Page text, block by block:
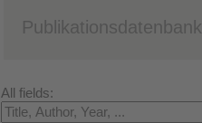
Publikationsdatenbank
All fields: